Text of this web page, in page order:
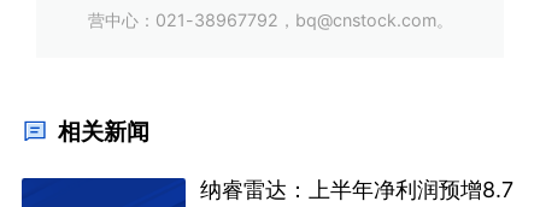
营中心：021-38967792，bq@cnstock.com。
相关新闻
纳睿雷达：上半年净利润预增8.7